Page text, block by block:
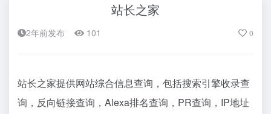
站长之家
2年前发布 101 0
站长之家提供网站综合信息查询，包括搜索引擎收录查
询，反向链接查询，Alexa排名查询，PR查询，IP地址